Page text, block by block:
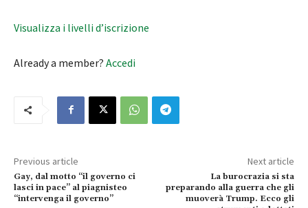
Visualizza i livelli d’iscrizione
Already a member? Accedi
Previous article
Gay, dal motto “il governo ci
lasci in pace” al piagnisteo
“intervenga il governo”
Next article
La burocrazia si sta
preparando alla guerra che gli
muoverà Trump. Ecco gli